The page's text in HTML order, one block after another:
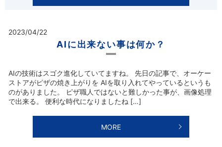
2023/04/22
AIに出来ない事は何か？
AIの技術はスゴク進化していてますね。 先日の記事で、オーケー
ストアがピザの焼き上がりを AIを取り入れてやっているというも
のがありました。 ピザ職人ではないと難しかった事が、画像処理
で出来る。 便利な時代になりましたね […]
MORE